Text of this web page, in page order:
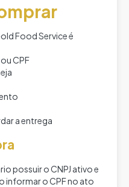
Food Service é
CPF
a entrega
possuir o CNPJ ativo e
informar o CPF no ato